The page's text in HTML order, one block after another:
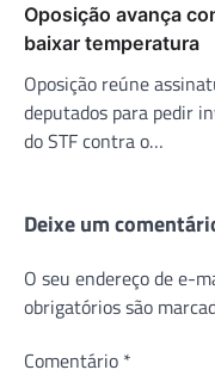
Oposição avança
baixar temperatura
Oposição reúne
deputados para pedir
do STF contra o…
Deixe um
O seu endereço de e-
obrigatórios são
Comentário *